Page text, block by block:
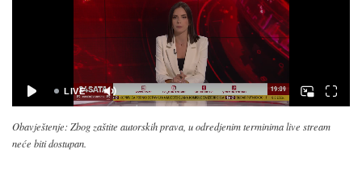
Obavještenje: Zbog zaštite autorskih prava, u odredjenim terminima live stream
neće biti dostupan.